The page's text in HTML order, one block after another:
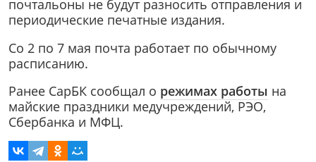
почтальоны не будут разносить отправления и
периодические печатные издания.
Со 2 по 7 мая почта работает по обычному
расписанию.
Ранее СарБК сообщал о режимах работы на
майские праздники медучреждений, РЭО,
Сбербанка и МФЦ.